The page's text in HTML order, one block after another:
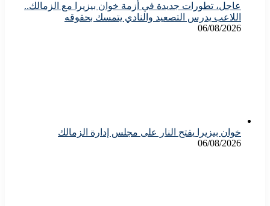
عاجل، تطورات جديدة في أزمة خوان بيزيرا مع الزمالك..
اللاعب يدرس التصعيد والنادي يتمسك بحقوقه
06/08/2026
خوان بيزيرا يفتح النار على مجلس إدارة الزمالك
06/08/2026